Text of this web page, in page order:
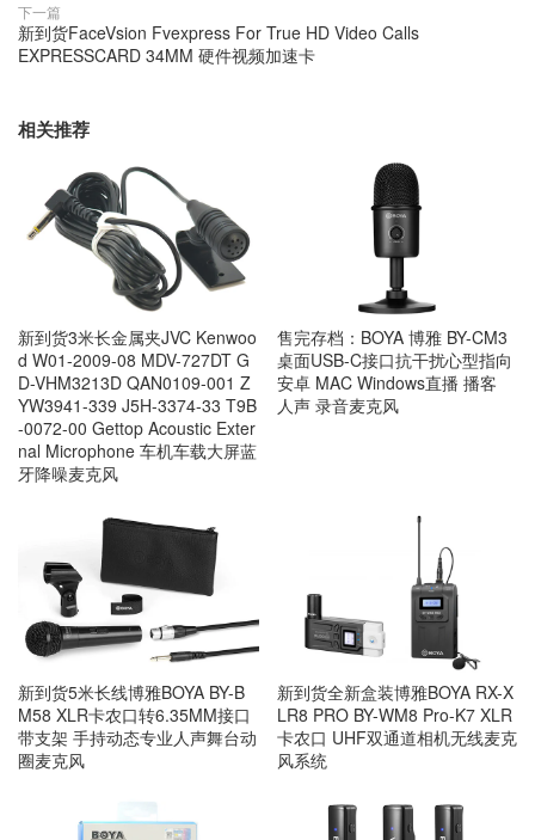
下一篇
新到货FaceVsion Fvexpress For True HD Video Calls
EXPRESSCARD 34MM 硬件视频加速卡
相关推荐
新到货3米长金属夹JVC Kenwoo
d W01-2009-08 MDV-727DT G
D-VHM3213D QAN0109-001 Z
YW3941-339 J5H-3374-33 T9B
-0072-00 Gettop Acoustic Exter
nal Microphone 车机车载大屏蓝
牙降噪麦克风
售完存档：BOYA 博雅 BY-CM3
桌面USB-C接口抗干扰心型指向
安卓 MAC Windows直播 播客
人声 录音麦克风
新到货5米长线博雅BOYA BY-B
M58 XLR卡农口转6.35MM接口
带支架 手持动态专业人声舞台动
圈麦克风
新到货全新盒装博雅BOYA RX-X
LR8 PRO BY-WM8 Pro-K7 XLR
卡农口 UHF双通道相机无线麦克
风系统